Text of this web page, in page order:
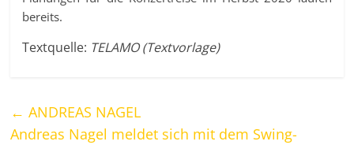
bereits.
Textquelle: TELAMO (Textvorlage)
← ANDREAS NAGEL
Andreas Nagel meldet sich mit dem Swing-